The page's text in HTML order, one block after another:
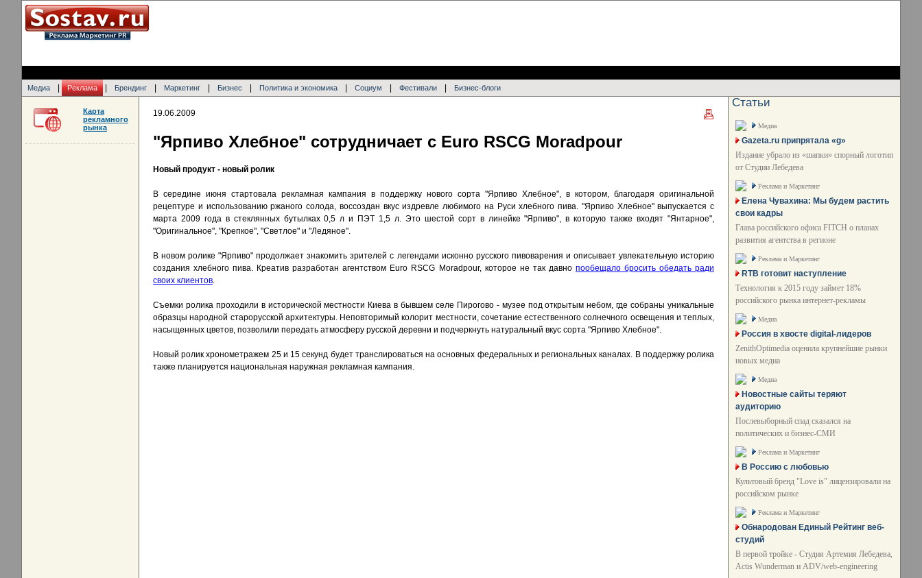
Медиа Реклама Брендинг Маркетинг Бизнес Политика и экономика Социум Фестивали Бизнес-блоги
19.06.2009
"Ярпиво Хлебное" сотрудничает с Euro RSCG Moradpour
Новый продукт - новый ролик
В середине июня стартовала рекламная кампания в поддержку нового сорта "Ярпиво Хлебное", в котором, благодаря оригинальной
рецептуре и использованию ржаного солода, воссоздан вкус издревле любимого на Руси хлебного пива. "Ярпиво Хлебное" выпускается с
марта 2009 года в стеклянных бутылках 0,5 л и ПЭТ 1,5 л. Это шестой сорт в линейке "Ярпиво", в которую также входят "Янтарное",
"Оригинальное", "Крепкое", "Светлое" и "Ледяное".
В новом ролике "Ярпиво" продолжает знакомить зрителей с легендами исконно русского пивоварения и описывает увлекательную историю
создания хлебного пива. Креатив разработан агентством Euro RSCG Moradpour, которое не так давно пообещало бросить обедать ради
своих клиентов.
Съемки ролика проходили в исторической местности Киева в бывшем селе Пирогово - музее под открытым небом, где собраны уникальные
образцы народной старорусской архитектуры. Неповторимый колорит местности, сочетание естественного солнечного освещения и теплых,
насыщенных цветов, позволили передать атмосферу русской деревни и подчеркнуть натуральный вкус сорта "Ярпиво Хлебное".
Новый ролик хронометражем 25 и 15 секунд будет транслироваться на основных федеральных и региональных каналах. В поддержку ролика
также планируется национальная наружная рекламная кампания.
Карта
рекламного
рынка
Статьи
Медиа
Gazeta.ru припрятала «g»
Издание убрало из «шапки» спорный логотип
от Студии Лебедева
Реклама и Маркетинг
Елена Чувахина: Мы будем растить
свои кадры
Глава российского офиса FITCH о планах
развития агентства в регионе
Реклама и Маркетинг
RTB готовит наступление
Технология к 2015 году займет 18%
российского рынка интернет-рекламы
Медиа
Россия в хвосте digital-лидеров
ZenithOptimedia оценила крупнейшие рынки
новых медиа
Медиа
Новостные сайты теряют
аудиторию
Послевыборный спад сказался на
политических и бизнес-СМИ
Реклама и Маркетинг
В Россию с любовью
Культовый бренд "Love is" лицензировали на
российском рынке
Реклама и Маркетинг
Обнародован Единый Рейтинг веб-
студий
В первой тройке - Студия Артемия Лебедева,
Actis Wunderman и ADV/web-engineering